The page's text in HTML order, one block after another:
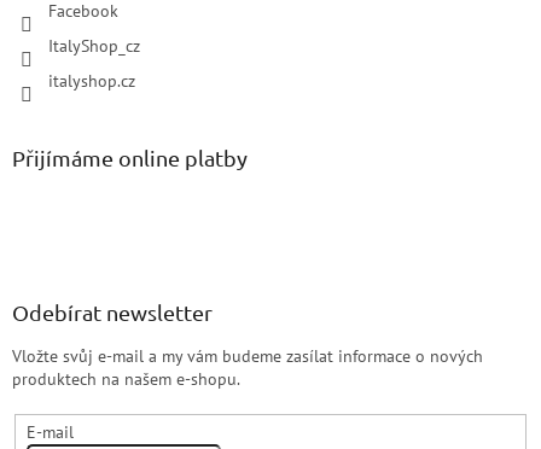
Facebook
ItalyShop_cz
italyshop.cz
Přijímáme online platby
Odebírat newsletter
Vložte svůj e-mail a my vám budeme zasílat informace o nových
produktech na našem e-shopu.
E-mail